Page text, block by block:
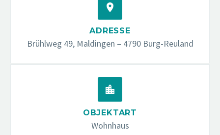


ADRESSE
Brühlweg 49, Maldingen – 4790 Burg-Reuland


OBJEKTART
Wohnhaus